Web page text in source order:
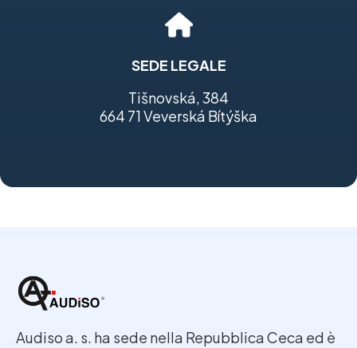
SEDE LEGALE
Tišnovská, 384
664 71 Veverská Bítýška
Audiso a. s. ha sede nella Repubblica Ceca ed è